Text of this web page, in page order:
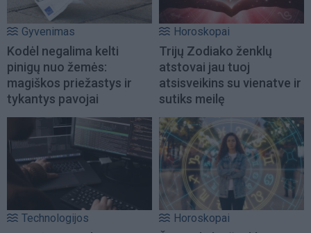
Gyvenimas
Kodėl negalima kelti
pinigų nuo žemės:
magiškos priežastys ir
tykantys pavojai
Horoskopai
Trijų Zodiako ženklų
atstovai jau tuoj
atsisveikins su vienatve ir
sutiks meilę
Technologijos Horoskopai